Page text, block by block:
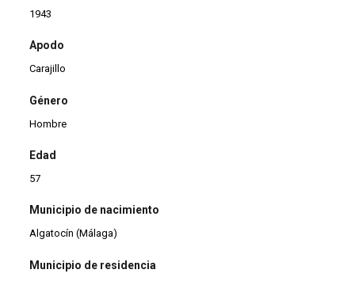
1943
Apodo
Carajillo
Género
Hombre
Edad
57
Municipio de nacimiento
Algatocín (Málaga)
Municipio de residencia